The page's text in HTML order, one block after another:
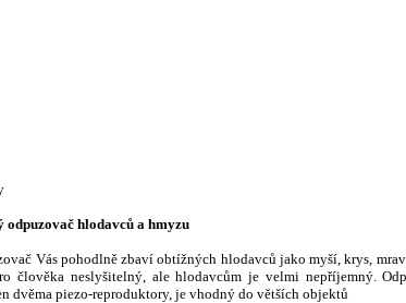
hlodavců a hmyzu
Vás pohodlně zbaví obtížných hlodavců jako myší, krys,
člověka neslyšitelný, ale hlodavcům je velmi nepříjemný.
dvěma piezo-reproduktory, je vhodný do větších objektů